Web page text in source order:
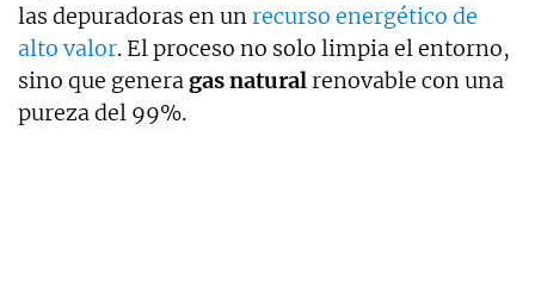
las depuradoras en unrecurso energético de
alto valor. El proceso no solo limpia el entorno,
sino que genera gas naturalrenovable con una
pureza del 99%.